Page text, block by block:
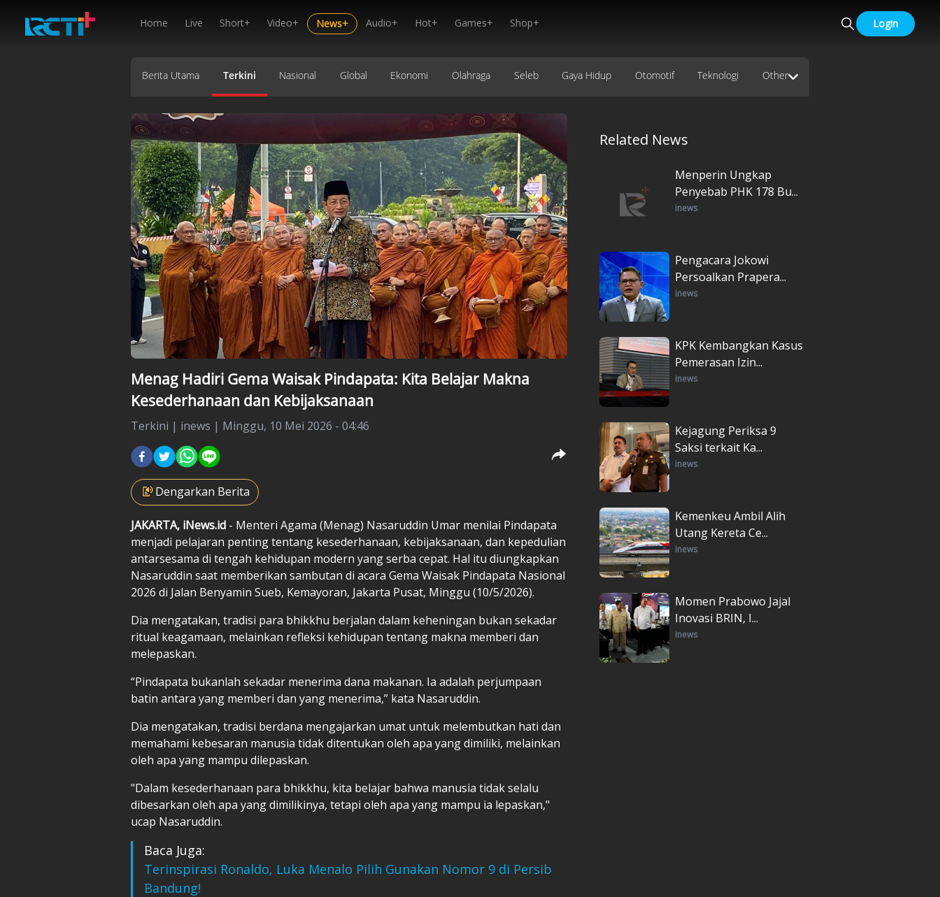
Home Live Short+ Video+ News+ Audio+ Hot+ Games+ Shop+ Login
Berita Utama Terkini Nasional Global Ekonomi Olahraga Seleb Gaya Hidup Otomotif Teknologi Other
Menag Hadiri Gema Waisak Pindapata: Kita Belajar Makna
Kesederhanaan dan Kebijaksanaan
Terkini | inews | Minggu, 10 Mei 2026 - 04:46
Dengarkan Berita
JAKARTA, iNews.id - Menteri Agama (Menag) Nasaruddin Umar menilai Pindapata
menjadi pelajaran penting tentang kesederhanaan, kebijaksanaan, dan kepedulian
antarsesama di tengah kehidupan modern yang serba cepat. Hal itu diungkapkan
Nasaruddin saat memberikan sambutan di acara Gema Waisak Pindapata Nasional
2026 di Jalan Benyamin Sueb, Kemayoran, Jakarta Pusat, Minggu (10/5/2026).
Dia mengatakan, tradisi para bhikkhu berjalan dalam keheningan bukan sekadar
ritual keagamaan, melainkan refleksi kehidupan tentang makna memberi dan
melepaskan.
“Pindapata bukanlah sekadar menerima dana makanan. Ia adalah perjumpaan
batin antara yang memberi dan yang menerima,” kata Nasaruddin.
Dia mengatakan, tradisi berdana mengajarkan umat untuk melembutkan hati dan
memahami kebesaran manusia tidak ditentukan oleh apa yang dimiliki, melainkan
oleh apa yang mampu dilepaskan.
"Dalam kesederhanaan para bhikkhu, kita belajar bahwa manusia tidak selalu
dibesarkan oleh apa yang dimilikinya, tetapi oleh apa yang mampu ia lepaskan,"
ucap Nasaruddin.
Baca Juga:
Terinspirasi Ronaldo, Luka Menalo Pilih Gunakan Nomor 9 di Persib
Bandung!
Related News
Menperin Ungkap
Penyebab PHK 178 Bu...
inews
Pengacara Jokowi
Persoalkan Prapera...
inews
KPK Kembangkan Kasus
Pemerasan Izin...
inews
Kejagung Periksa 9
Saksi terkait Ka...
inews
Kemenkeu Ambil Alih
Utang Kereta Ce...
inews
Momen Prabowo Jajal
Inovasi BRIN, I...
inews